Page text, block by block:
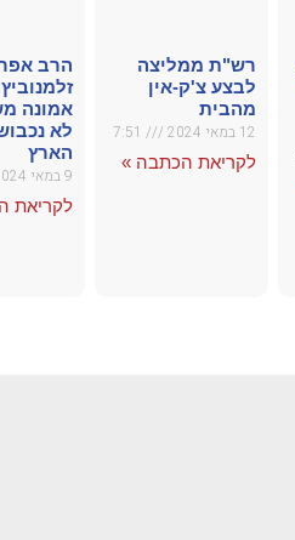
רש"ת ממליצה
לבצע צ'ק-אין
מהבית
12 במאי 2024
לקריאת הכתבה »
הרב
אמונה
לא
הארץ
9 במאי 2024
לקריאת